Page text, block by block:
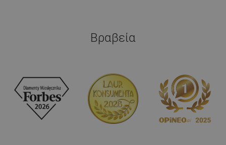
Βραβεία